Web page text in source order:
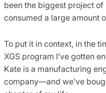
been the biggest project of
consumed a large amount
To put it in context, in the
XGS program I’ve gotten
Kate is a manufacturing
company—and we’ve